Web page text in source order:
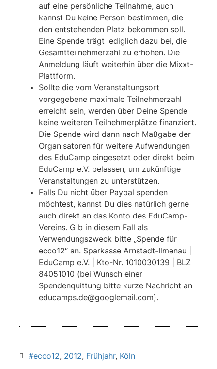
auf eine persönliche Teilnahme, auch
kannst Du keine Person bestimmen, die
den entstehenden Platz bekommen soll.
Eine Spende trägt lediglich dazu bei, die
Gesamtteilnehmerzahl zu erhöhen. Die
Anmeldung läuft weiterhin über die Mixxt-
Plattform.
Sollte die vom Veranstaltungsort
vorgegebene maximale Teilnehmerzahl
erreicht sein, werden über Deine Spende
keine weiteren Teilnehmerplätze finanziert.
Die Spende wird dann nach Maßgabe der
Organisatoren für weitere Aufwendungen
des EduCamp eingesetzt oder direkt beim
EduCamp e.V. belassen, um zukünftige
Veranstaltungen zu unterstützen.
Falls Du nicht über Paypal spenden
möchtest, kannst Du dies natürlich gerne
auch direkt an das Konto des EduCamp-
Vereins. Gib in diesem Fall als
Verwendungszweck bitte „Spende für
ecco12“ an. Sparkasse Arnstadt-Ilmenau |
EduCamp e.V. | Kto-Nr. 1010030139 | BLZ
84051010 (bei Wunsch einer
Spendenquittung bitte kurze Nachricht an
educamps.de@googlemail.com).
#ecco12, 2012, Frühjahr, Köln